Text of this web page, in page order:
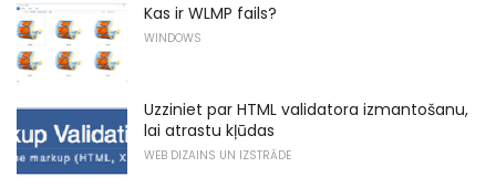
Kas ir WLMP fails?
WINDOWS
Uzziniet par HTML validatora izmantošanu,
lai atrastu kļūdas
WEB DIZAINS UN IZSTRĀDE